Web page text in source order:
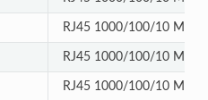
RJ45 1000/100/10 Mbit/s
RJ45 1000/100/10 Mbit/s
RJ45 1000/100/10 Mbit/s